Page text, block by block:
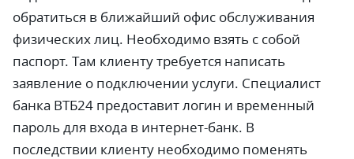
обратиться в ближайший офис обслуживания
физических лиц. Необходимо взять с собой
паспорт. Там клиенту требуется написать
заявление о подключении услуги. Специалист
банка ВТБ24 предоставит логин и временный
пароль для входа в интернет-банк. В
последствии клиенту необходимо поменять